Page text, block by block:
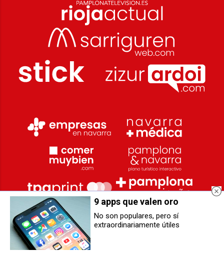
El Instituto BIOMA y Sanitas
estudian el efecto de las olas de
calor en la población urbana de
España
Controlado un incendio de
9 apps que valen oro
No son populares, pero sí
extraordinariamente útiles